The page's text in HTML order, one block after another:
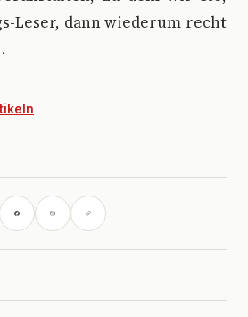
Leser, dann wiederum recht